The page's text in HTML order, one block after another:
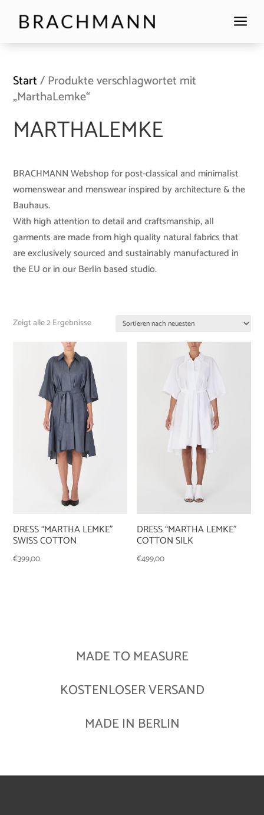
a
Start/ Produkte verschlagwortet mit
„MarthaLemke“
MARTHALEMKE
BRACHMANN Webshop for post-classical and minimalist
womenswear and menswear inspired by architecture & the
Bauhaus.
With high attention to detail and craftsmanship, all
garments are made from high quality natural fabrics that
are exclusively sourced and sustainably manufactured in
the EU or in our Berlin based studio.
Zeigt alle 2 Ergebnisse
DRESS “MARTHA LEMKE”
SWISS COTTON
€399,00
DRESS “MARTHA LEMKE”
COTTON SILK
€499,00
MADE TO MEASURE
KOSTENLOSER VERSAND
MADE IN BERLIN